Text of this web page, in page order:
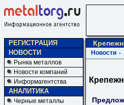
РЕГИСТРАЦИЯ
НОВОСТИ
Рынка металлов
Новости компаний
Информагентства
АНАЛИТИКА
Черные металлы
Новости